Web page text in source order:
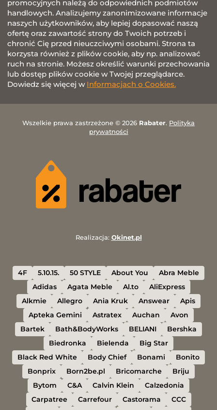
promocyjnych należą do odpowiednich podmiotów
handlowych. Analizujemy zanonimizowane informacje
naszych użytkowników, aby lepiej dopasować naszą
ofertę oraz zawartość strony do Twoich potrzeb i
chronić Cię przed nieuczciwymi osobami. Strona ta
korzysta również z plików cookie, aby np. analizować
ruch na stronie. Możesz określić warunki przechowania
lub dostęp plików cookie w Twojej przeglądarce.
Dowiedz się więcej w Informacjach o Cookies.
Wszelkie prawa zastrzeżone © 2026 Rabater. Polityka
prywatności
Realizacja: Okinet.pl
4F 5.10.15. 50 STYLE About You
Abra Meble
Adidas
Agata Meble Al.to
AliExpress
Alkmie
Allegro Ania Kruk Answear
Apis
Apteka Gemini
Astratex Auchan
Avon
Bartek
Bath&BodyWorks BELIANI
Bershka
Biedronka
Bielenda
Big Star
Black Red White
Body Chief Bonami
Bonito
Bonprix
Born2be.pl Bricomarche
Briju
Bytom
C&A Calvin Klein
Calzedonia
Carpatree
Carrefour Castorama
CCC